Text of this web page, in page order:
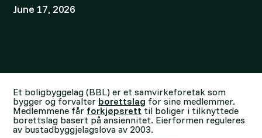
June 17, 2026
Et boligbyggelag (BBL) er et samvirkeforetak som
bygger og forvalter borettslag for sine medlemmer.
Medlemmene får forkjøpsrett til boliger i tilknyttede
borettslag basert på ansiennitet. Eierformen reguleres
av bustadbyggjelagslova av 2003.